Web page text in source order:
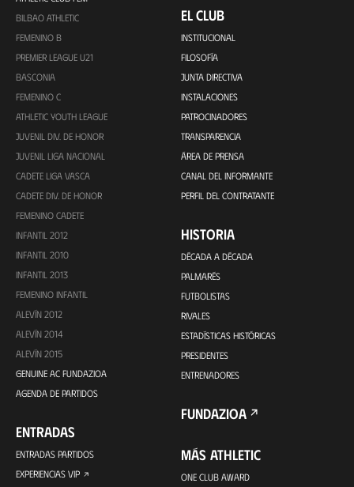
BILBAO ATHLETIC
FEMENINO B
PREMIER LEAGUE U21
BASCONIA
FEMENINO C
ATHLETIC YOUTH LEAGUE
JUVENIL DIV. DE HONOR
JUVENIL LIGA NACIONAL
CADETE LIGA VASCA
CADETE DIV. DE HONOR
FEMENINO CADETE
INFANTIL 2012
INFANTIL 2010
INFANTIL 2013
FEMENINO INFANTIL
ALEVÍN 2012
ALEVÍN 2014
ALEVÍN 2015
GENUINE AC FUNDAZIOA
AGENDA DE PARTIDOS
ENTRADAS
ENTRADAS PARTIDOS
EXPERIENCIAS VIP
EL CLUB
INSTITUCIONAL
FILOSOFÍA
JUNTA DIRECTIVA
INSTALACIONES
PATROCINADORES
TRANSPARENCIA
ÁREA DE PRENSA
CANAL DEL INFORMANTE
PERFIL DEL CONTRATANTE
HISTORIA
DÉCADA A DÉCADA
PALMARÉS
FUTBOLISTAS
RIVALES
ESTADÍSTICAS HISTÓRICAS
PRESIDENTES
ENTRENADORES
FUNDAZIOA
MÁS ATHLETIC
ONE CLUB AWARD